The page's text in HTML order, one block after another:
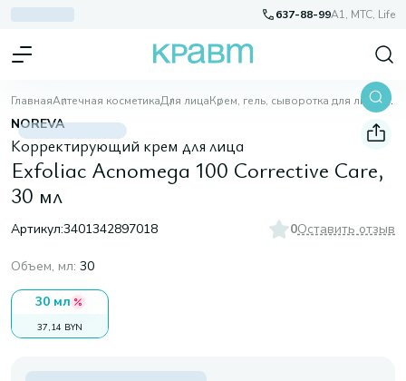
637-88-99A1, МТС, Life
ГлавнаяАптечная косметикаДля лицаКрем, гель, сыворотка для лица Exfoliac Acnomega 100 Corrective Care, 30 мл
NOREVA
Корректирующий крем для лица
Exfoliac Acnomega 100 Corrective Care,
30 мл
Артикул:3401342897018 0Оставить отзыв
Объем, мл: 30
30 мл
37,14 BYN